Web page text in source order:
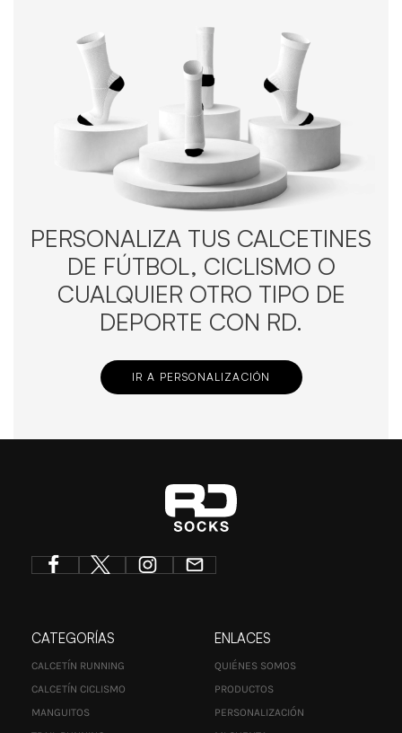
PERSONALIZA TUS CALCETINES
DE FÚTBOL, CICLISMO O
CUALQUIER OTRO TIPO DE
DEPORTE CON RD.
IR A PERSONALIZACIÓN
CATEGORÍAS
CALCETÍN RUNNING
CALCETÍN CICLISMO
MANGUITOS
ENLACES
QUIÉNES SOMOS
PRODUCTOS
PERSONALIZACIÓN